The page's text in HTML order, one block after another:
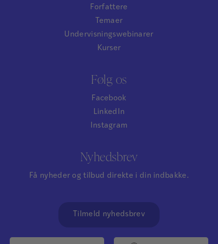
Forfattere
Temaer
Undervisningswebinarer
Kurser
Følg os
Facebook
LinkedIn
Instagram
Nyhedsbrev
Få nyheder og tilbud direkte i din indbakke.
Tilmeld nyhedsbrev